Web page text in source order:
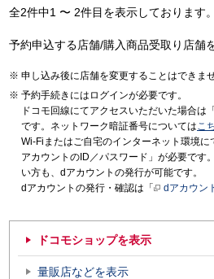
全2件中1 〜 2件目を表示しております
予約申込する店舗/購入商品受取り店舗
申し込み後に店舗を変更することはできませ
予約手続きにはログインが必要です。
ドコモ回線にてアクセスいただいた場合は
です。ネットワーク暗証番号についてはこ
Wi-Fiまたはご自宅のインターネット環境
アカウントのID／パスワード」が必要です
い方も、dアカウントの発行が可能です。
dアカウントの発行・確認は「
dアカウン
ドコモショップを表示
量販店などを表示